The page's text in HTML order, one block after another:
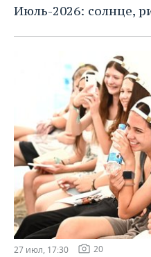
Июль-2026: солнце,
27 июл, 17:30 20